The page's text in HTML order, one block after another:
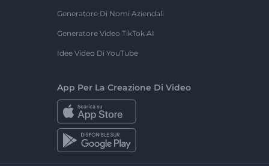
Generatore Di Nomi Aziendali
Generatore Video TikTok AI
Idee Video Di YouTube
App Per La Creazione Di Video